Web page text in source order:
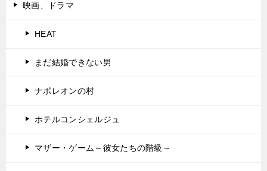
映画、ドラマ
HEAT
まだ結婚できない男
ナポレオンの村
ホテルコンシェルジュ
マザー・ゲーム～彼女たちの階級～